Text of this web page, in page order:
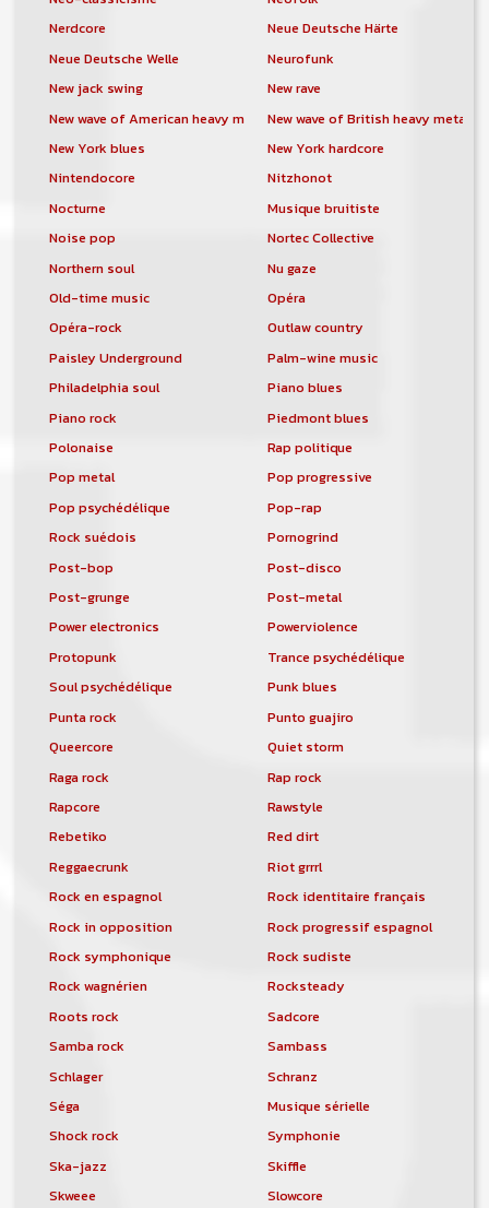
Nerdcore
Neue Deutsche Härte
Neue Deutsche Welle
Neurofunk
New jack swing
New rave
New wave of American heavy metalNew wave of British heavy metal
New York blues
New York hardcore
Nintendocore
Nitzhonot
Nocturne
Musique bruitiste
Noise pop
Nortec Collective
Northern soul
Nu gaze
Old-time music
Opéra
Opéra-rock
Outlaw country
Paisley Underground
Palm-wine music
Philadelphia soul
Piano blues
Piano rock
Piedmont blues
Polonaise
Rap politique
Pop metal
Pop progressive
Pop psychédélique
Pop-rap
Rock suédois
Pornogrind
Post-bop
Post-disco
Post-grunge
Post-metal
Power electronics
Powerviolence
Protopunk
Trance psychédélique
Soul psychédélique
Punk blues
Punta rock
Punto guajiro
Queercore
Quiet storm
Raga rock
Rap rock
Rapcore
Rawstyle
Rebetiko
Red dirt
Reggaecrunk
Riot grrrl
Rock en espagnol
Rock identitaire français
Rock in opposition
Rock progressif espagnol
Rock symphonique
Rock sudiste
Rock wagnérien
Rocksteady
Roots rock
Sadcore
Samba rock
Sambass
Schlager
Schranz
Séga
Musique sérielle
Shock rock
Symphonie
Ska-jazz
Skiffle
Skweee
Slowcore